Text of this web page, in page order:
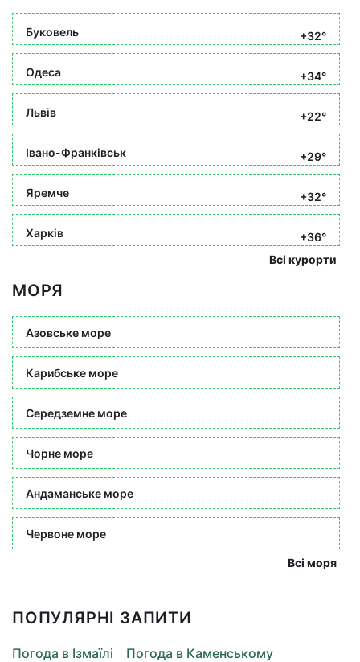
Буковель +32°
Одеса +34°
Львів +22°
Івано-Франківськ +29°
Яремче +32°
Харків
+36°
Всі курорти
МОРЯ
Азовське море
Карибське море
Середземне море
Чорне море
Андаманське море
Червоне море
Всі моря
ПОПУЛЯРНІ ЗАПИТИ
Погода в Ізмаїлі
Погода в Каменському